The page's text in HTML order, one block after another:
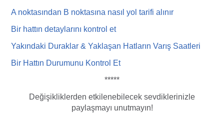
A noktasından B noktasına nasıl yol tarifi alınır
Bir hattın detaylarını kontrol et
Yakındaki Duraklar & Yaklaşan Hatların Varış Saatleri
Bir Hattın Durumunu Kontrol Et
*****
Değişikliklerden etkilenebilecek sevdiklerinizle
paylaşmayı unutmayın!